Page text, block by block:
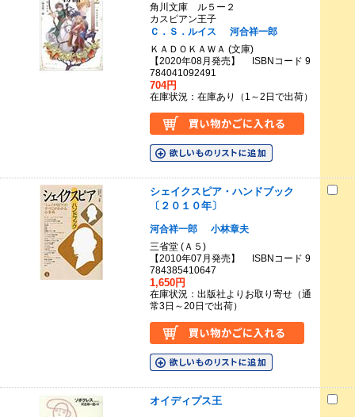
角川文庫 ル５ー２
カスピアン王子
Ｃ．Ｓ．ルイス
河合祥一郎
ＫＡＤＯＫＡＷＡ (文庫)
【2020年08月発売】 ISBNコード 9
784041092491
704円
在庫状況：在庫あり（1～2日で出荷）
シェイクスピア・ハンドブック
〔２０１０年〕
河合祥一郎
小林章夫
三省堂 (Ａ５)
【2010年07月発売】 ISBNコード 9
784385410647
1,650円
在庫状況：出版社よりお取り寄せ（通
常3日～20日で出荷）
オイディプス王